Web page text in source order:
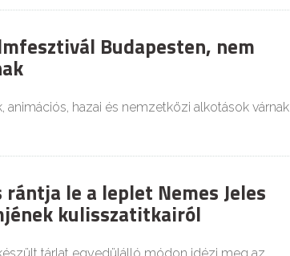
Budapesten, nem
hazai és nemzetközi alkotások várnak
le a leplet Nemes Jeles
kulisszatitkairól